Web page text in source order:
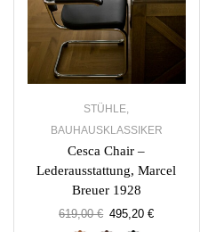
STÜHLE,
BAUHAUSKLASSIKER
Cesca Chair –
Lederausstattung, Marcel
Breuer 1928
619,00€ 495,20€